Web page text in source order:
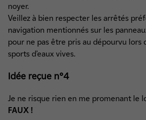
noyer.
Veillez à bien respecter les arrêtés
navigation mentionnés sur les
pour ne pas être pris au dépourvu lors
sports d’eaux vives.
Idée reçue n°4
Je ne risque rien en me promenant le
FAUX !